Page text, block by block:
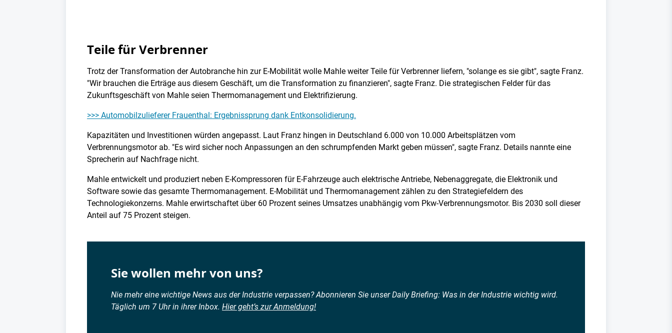
Teile für Verbrenner
Trotz der Transformation der Autobranche hin zur E-Mobilität wolle Mahle weiter Teile für Verbrenner liefern, "solange es sie gibt", sagte Franz.
"Wir brauchen die Erträge aus diesem Geschäft, um die Transformation zu finanzieren", sagte Franz. Die strategischen Felder für das
Zukunftsgeschäft von Mahle seien Thermomanagement und Elektrifizierung.
>>> Automobilzulieferer Frauenthal: Ergebnissprung dank Entkonsolidierung.
Kapazitäten und Investitionen würden angepasst. Laut Franz hingen in Deutschland 6.000 von 10.000 Arbeitsplätzen vom
Verbrennungsmotor ab. "Es wird sicher noch Anpassungen an den schrumpfenden Markt geben müssen", sagte Franz. Details nannte eine
Sprecherin auf Nachfrage nicht.
Mahle entwickelt und produziert neben E-Kompressoren für E-Fahrzeuge auch elektrische Antriebe, Nebenaggregate, die Elektronik und
Software sowie das gesamte Thermomanagement. E-Mobilität und Thermomanagement zählen zu den Strategiefeldern des
Technologiekonzerns. Mahle erwirtschaftet über 60 Prozent seines Umsatzes unabhängig vom Pkw-Verbrennungsmotor. Bis 2030 soll dieser
Anteil auf 75 Prozent steigen.
Sie wollen mehr von uns?
Nie mehr eine wichtige News aus der Industrie verpassen? Abonnieren Sie unser Daily Briefing: Was in der Industrie wichtig wird.
Täglich um 7 Uhr in ihrer Inbox. Hier geht’s zur Anmeldung!